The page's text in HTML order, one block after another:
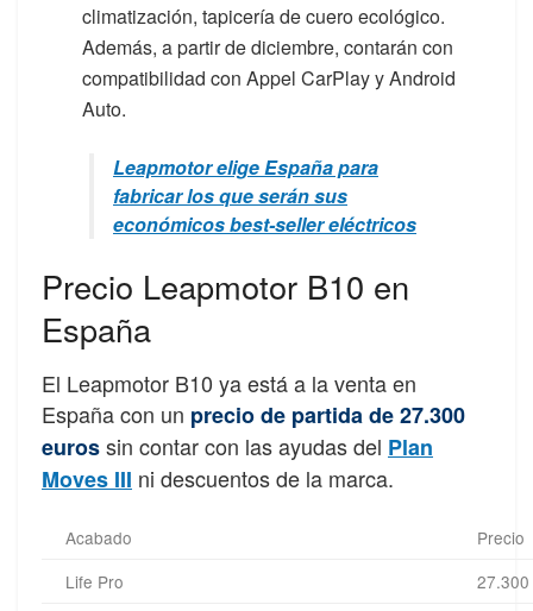
climatización, tapicería de cuero ecológico.
Además, a partir de diciembre, contarán con
compatibilidad con Appel CarPlay y Android
Auto.
Leapmotor elige España para
fabricar los que serán sus
económicos best-seller eléctricos
Precio Leapmotor B10 en
España
El Leapmotor B10 ya está a la venta en
España con un precio de partida de 27.300
eurossin contar con las ayudas del Plan
Moves III ni descuentos de la marca.
Acabado
Precio
Life Pro